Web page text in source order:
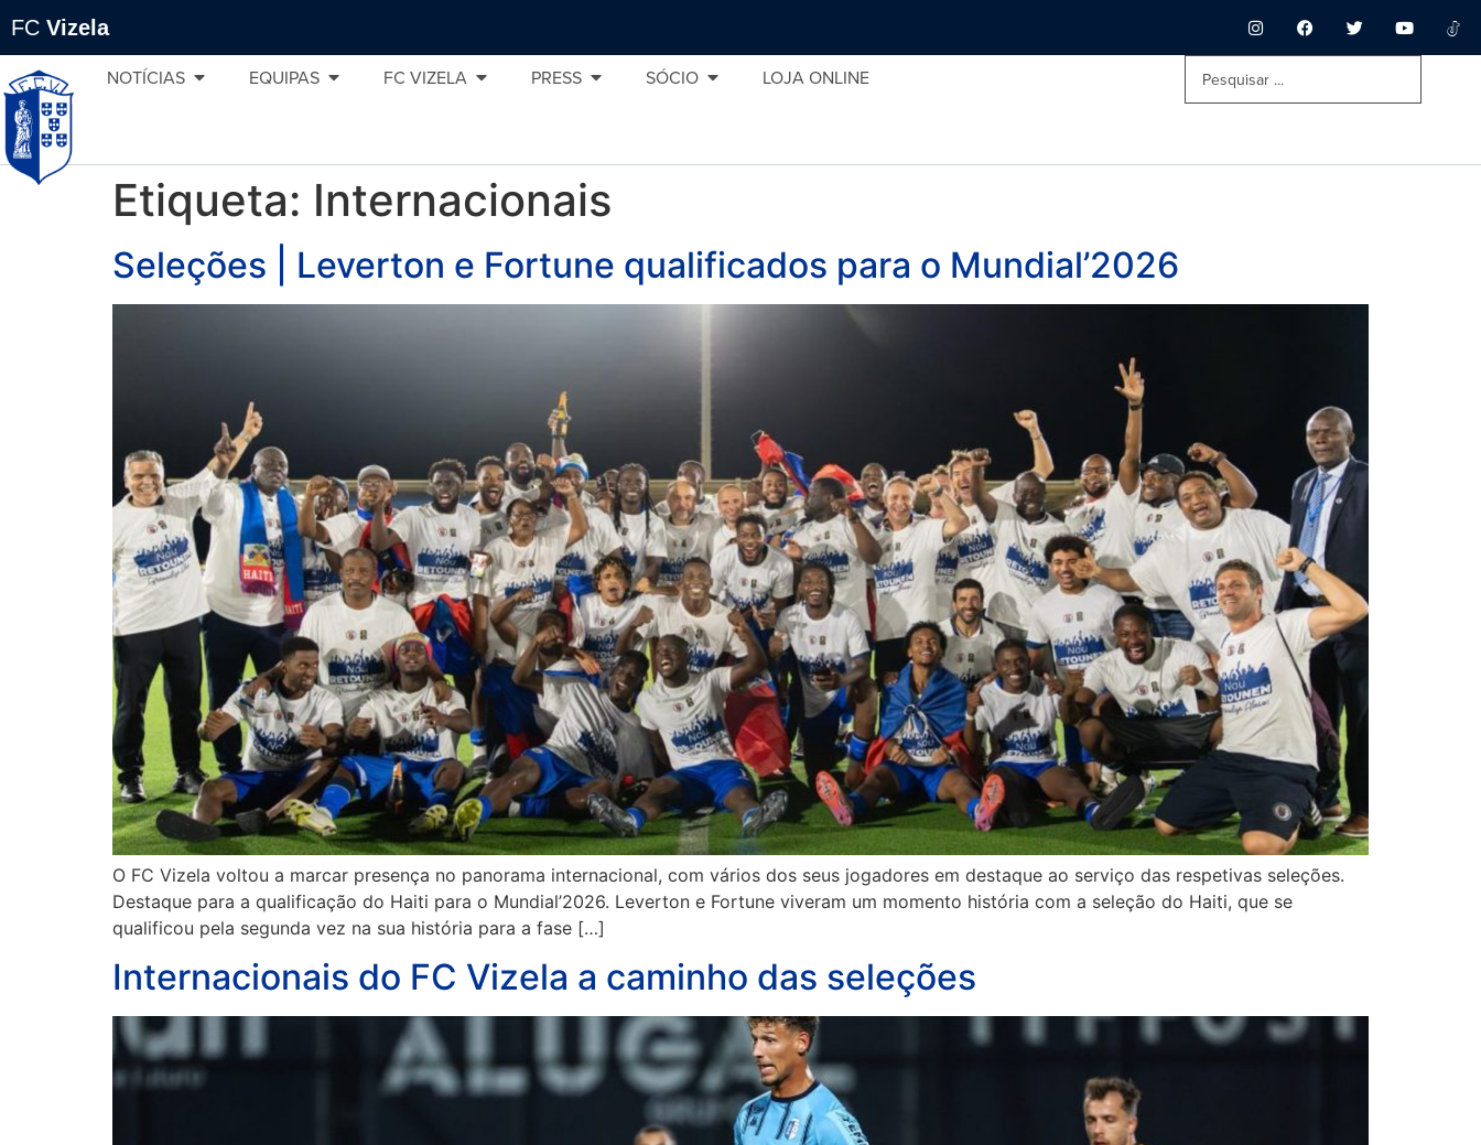
FC Vizela
NOTÍCIAS EQUIPAS FC VIZELA PRESS SÓCIO LOJA ONLINE
Etiqueta: Internacionais
Seleções | Leverton e Fortune qualificados para o Mundial’2026
O FC Vizela voltou a marcar presença no panorama internacional, com vários dos seus jogadores em destaque ao serviço das respetivas seleções.
Destaque para a qualificação do Haiti para o Mundial’2026. Leverton e Fortune viveram um momento história com a seleção do Haiti, que se
qualificou pela segunda vez na sua história para a fase […]
Internacionais do FC Vizela a caminho das seleções